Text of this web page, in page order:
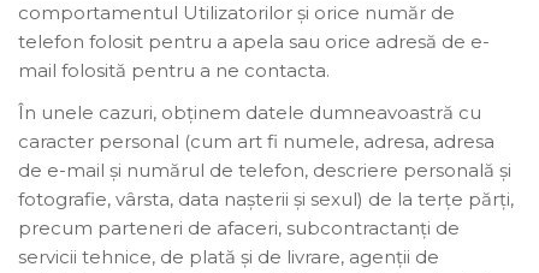
comportamentul Utilizatorilor și orice număr de
telefon folosit pentru a apela sau orice adresă de e-
mail folosită pentru a ne contacta.
În unele cazuri, obținem datele dumneavoastră cu
caracter personal (cum art fi numele, adresa, adresa
de e-mail și numărul de telefon, descriere personală și
fotografie, vârsta, data nașterii și sexul) de la terțe părți,
precum parteneri de afaceri, subcontractanți de
servicii tehnice, de plată și de livrare, agenții de